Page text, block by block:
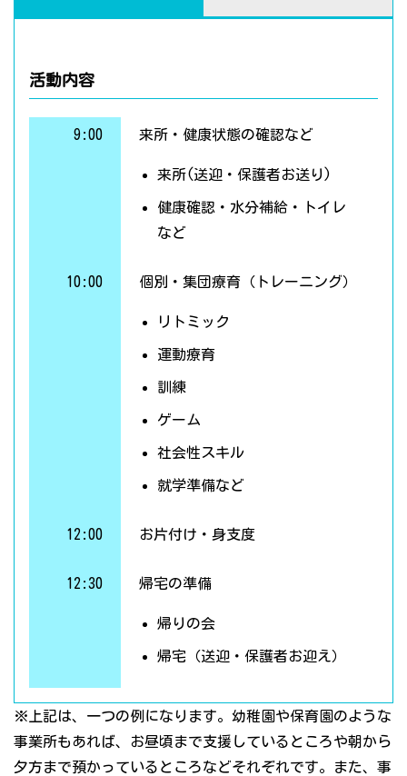
活動内容
9:00 来所・健康状態の確認など
来所(送迎・保護者お送り)
健康確認・水分補給・トイレ
など
10:00 個別・集団療育（トレーニング）
リトミック
運動療育
訓練
ゲーム
社会性スキル
就学準備など
12:00 お片付け・身支度
12:30 帰宅の準備
帰りの会
帰宅（送迎・保護者お迎え）
※上記は、一つの例になります。幼稚園や保育園のような
事業所もあれば、お昼頃まで支援しているところや朝から
夕方まで預かっているところなどそれぞれです。また、事